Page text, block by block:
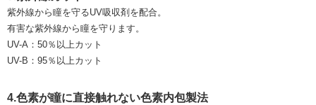
紫外線から瞳を守るUV吸収剤を配合。
有害な紫外線から瞳を守ります。
UV-A：50％以上カット
UV-B：95％以上カット
4.色素が瞳に直接触れない色素内包製法